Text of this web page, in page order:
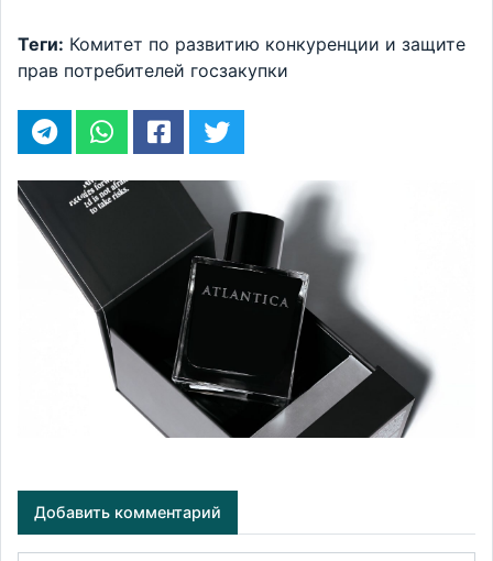
Теги: Комитет по развитию конкуренции и защите
прав потребителей госзакупки
Добавить комментарий